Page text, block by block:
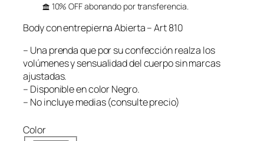
10% OFF abonando por transferencia.
Body con entrepierna Abierta – Art 810
– Una prenda que por su confección realza los
volúmenes y sensualidad del cuerpo sin marcas
ajustadas.
– Disponible en color Negro.
– No incluye medias (consulte precio)
Color